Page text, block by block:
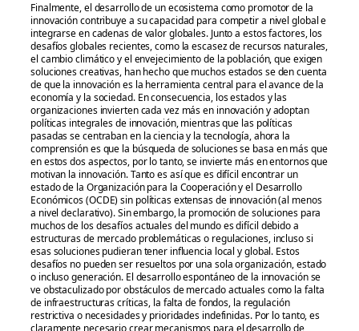
Finalmente, el desarrollo de un ecosistema como promotor de la
innovación contribuye a su capacidad para competir a nivel global e
integrarse en cadenas de valor globales. Junto a estos factores, los
desafíos globales recientes, como la escasez de recursos naturales,
el cambio climático y el envejecimiento de la población, que exigen
soluciones creativas, han hecho que muchos estados se den cuenta
de que la innovación es la herramienta central para el avance de la
economía y la sociedad. En consecuencia, los estados y las
organizaciones invierten cada vez más en innovación y adoptan
políticas integrales de innovación, mientras que las políticas
pasadas se centraban en la ciencia y la tecnología, ahora la
comprensión es que la búsqueda de soluciones se basa en más que
en estos dos aspectos, por lo tanto, se invierte más en entornos que
motivan la innovación. Tanto es así que es difícil encontrar un
estado de la Organización para la Cooperación y el Desarrollo
Económicos (OCDE) sin políticas extensas de innovación (al menos
a nivel declarativo). Sin embargo, la promoción de soluciones para
muchos de los desafíos actuales del mundo es difícil debido a
estructuras de mercado problemáticas o regulaciones, incluso si
esas soluciones pudieran tener influencia local y global. Estos
desafíos no pueden ser resueltos por una sola organización, estado
o incluso generación. El desarrollo espontáneo de la innovación se
ve obstaculizado por obstáculos de mercado actuales como la falta
de infraestructuras críticas, la falta de fondos, la regulación
restrictiva o necesidades y prioridades indefinidas. Por lo tanto, es